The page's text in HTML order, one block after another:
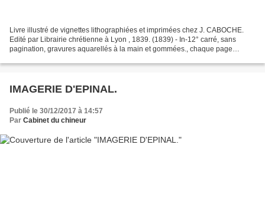
Livre illustré de vignettes lithographiées et imprimées chez J. CABOCHE.
Edité par Librairie chrétienne à Lyon , 1839. (1839) - In-12° carré, sans
pagination, gravures aquarellés à la main et gommées., chaque page
IMAGERIE D'EPINAL.
Publié le 30/12/2017 à 14:57
Par Cabinet du chineur